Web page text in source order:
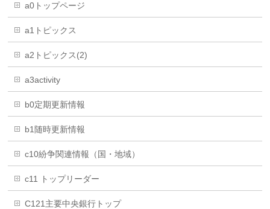
a0トップページ
a1トピックス
a2トピックス(2)
a3activity
b0定期更新情報
b1随時更新情報
c10紛争関連情報（国・地域）
c11 トップリーダー
C121主要中央銀行トップ